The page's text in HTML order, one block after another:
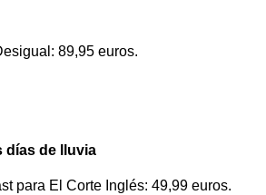
89,95 euros.
días de lluvia
para El Corte Inglés: 49,99 euros.